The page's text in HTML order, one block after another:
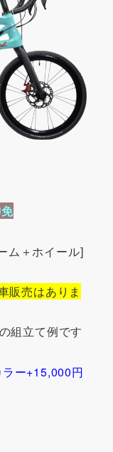
ム＋ホイール]
販売はありま
組立て例です
ー+15,000円